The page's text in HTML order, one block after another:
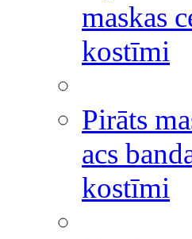
maskas
kostīmi
Pirāts
acs
kostīmi